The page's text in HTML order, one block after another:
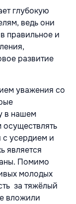
глубокую
ведь они
правильное и
развитие
уважения со
в нашем
усердием и
является
Помимо
молодых
за тяжёлый
вложили